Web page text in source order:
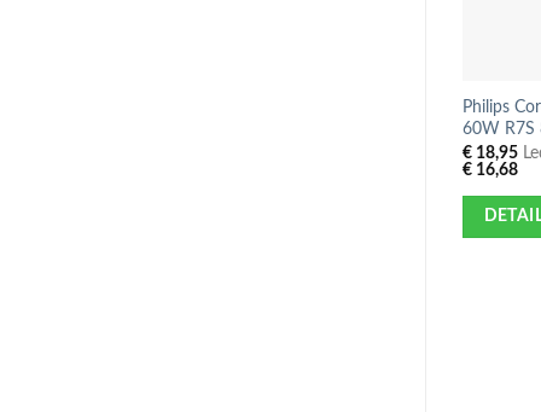
Philips
60W
€18,95
€16,68